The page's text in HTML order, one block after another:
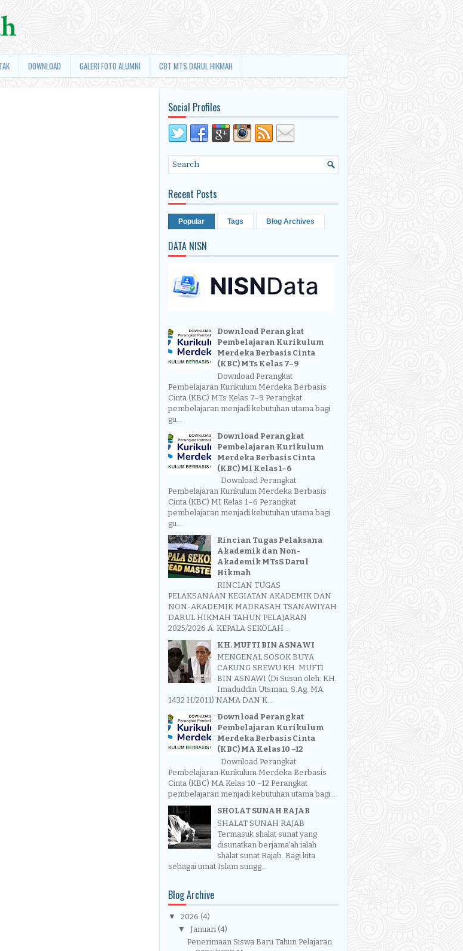
DOWNLOAD GALERI FOTO ALUMNI CBT MTS DARUL HIKMAH
Social Profiles
Recent Posts
Popular Tags Blog Archives
DATA NISN
Download Perangkat
Pembelajaran Kurikulum
Merdeka Berbasis Cinta
(KBC) MTs Kelas 7–9
Download Perangkat
Pembelajaran Kurikulum Merdeka Berbasis
Cinta (KBC) MTs Kelas 7–9 Perangkat
pembelajaran menjadi kebutuhan utama bagi
gu...
Download Perangkat
Pembelajaran Kurikulum
Merdeka Berbasis Cinta
(KBC) MI Kelas 1–6
Download Perangkat
Pembelajaran Kurikulum Merdeka Berbasis
Cinta (KBC) MI Kelas 1–6 Perangkat
pembelajaran menjadi kebutuhan utama bagi
gu...
Rincian Tugas Pelaksana
Akademik dan Non-
Akademik MTsS Darul
Hikmah
RINCIAN TUGAS
PELAKSANAAN KEGIATAN AKADEMIK DAN
NON-AKADEMIK MADRASAH TSANAWIYAH
DARUL HIKMAH TAHUN PELAJARAN
2025/2026 A. KEPALA SEKOLAH ...
KH. MUFTI BIN ASNAWI
MENGENAL SOSOK BUYA
CAKUNG SREWU KH. MUFTI
BIN ASNAWI (Di Susun oleh: KH.
Imaduddin Utsman, S.Ag. MA.
1432 H/2011) NAMA DAN K...
Download Perangkat
Pembelajaran Kurikulum
Merdeka Berbasis Cinta
(KBC) MA Kelas 10 –12
Download Perangkat
Pembelajaran Kurikulum Merdeka Berbasis
Cinta (KBC) MA Kelas 10 –12 Perangkat
pembelajaran menjadi kebutuhan utama bagi...
SHOLAT SUNAH RAJAB
SHALAT SUNAH RAJAB
Termasuk shalat sunat yang
disunatkan berjama'ah ialah
shalat sunat Rajab. Bagi kita
sebagai umat Islam sungg...
Blog Archive
▼ 2026 (4)
▼ Januari (4)
Penerimaan Siswa Baru Tahun Pelajaran